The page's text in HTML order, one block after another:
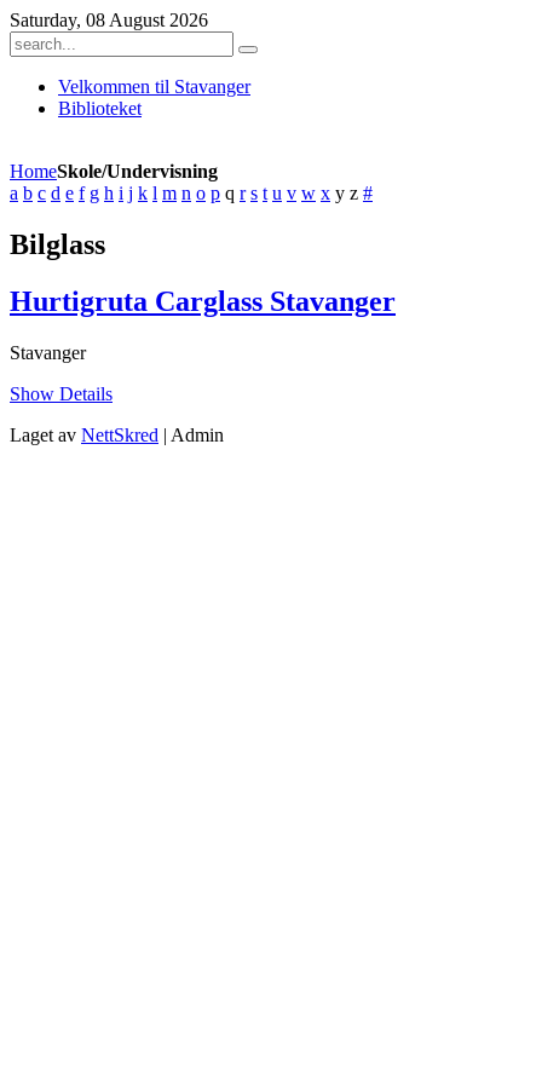
Saturday, 08 August 2026
Velkommen til Stavanger
Biblioteket
HomeSkole/Undervisning
a b c d e f g h i j k l m n o p q r s t u v w x y z #
Bilglass
Hurtigruta Carglass Stavanger
Stavanger
Show Details
Laget av NettSkred | Admin